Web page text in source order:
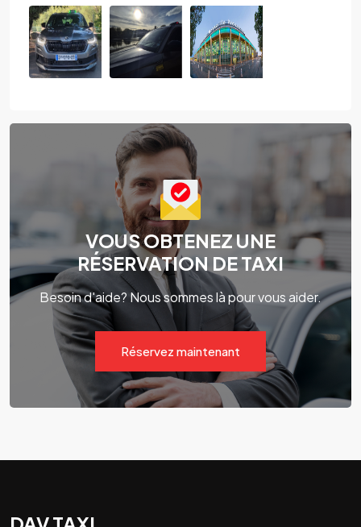
VOUS OBTENEZ UNE
RÉSERVATION DE TAXI
Besoin d'aide? Nous sommes là pour vous aider.
Réservez maintenant